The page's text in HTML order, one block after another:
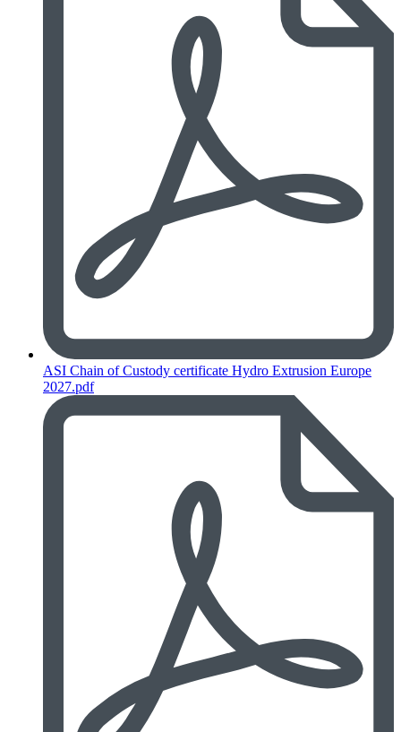
ASI Chain of Custody certificate Hydro Extrusion Europe
2027.pdf